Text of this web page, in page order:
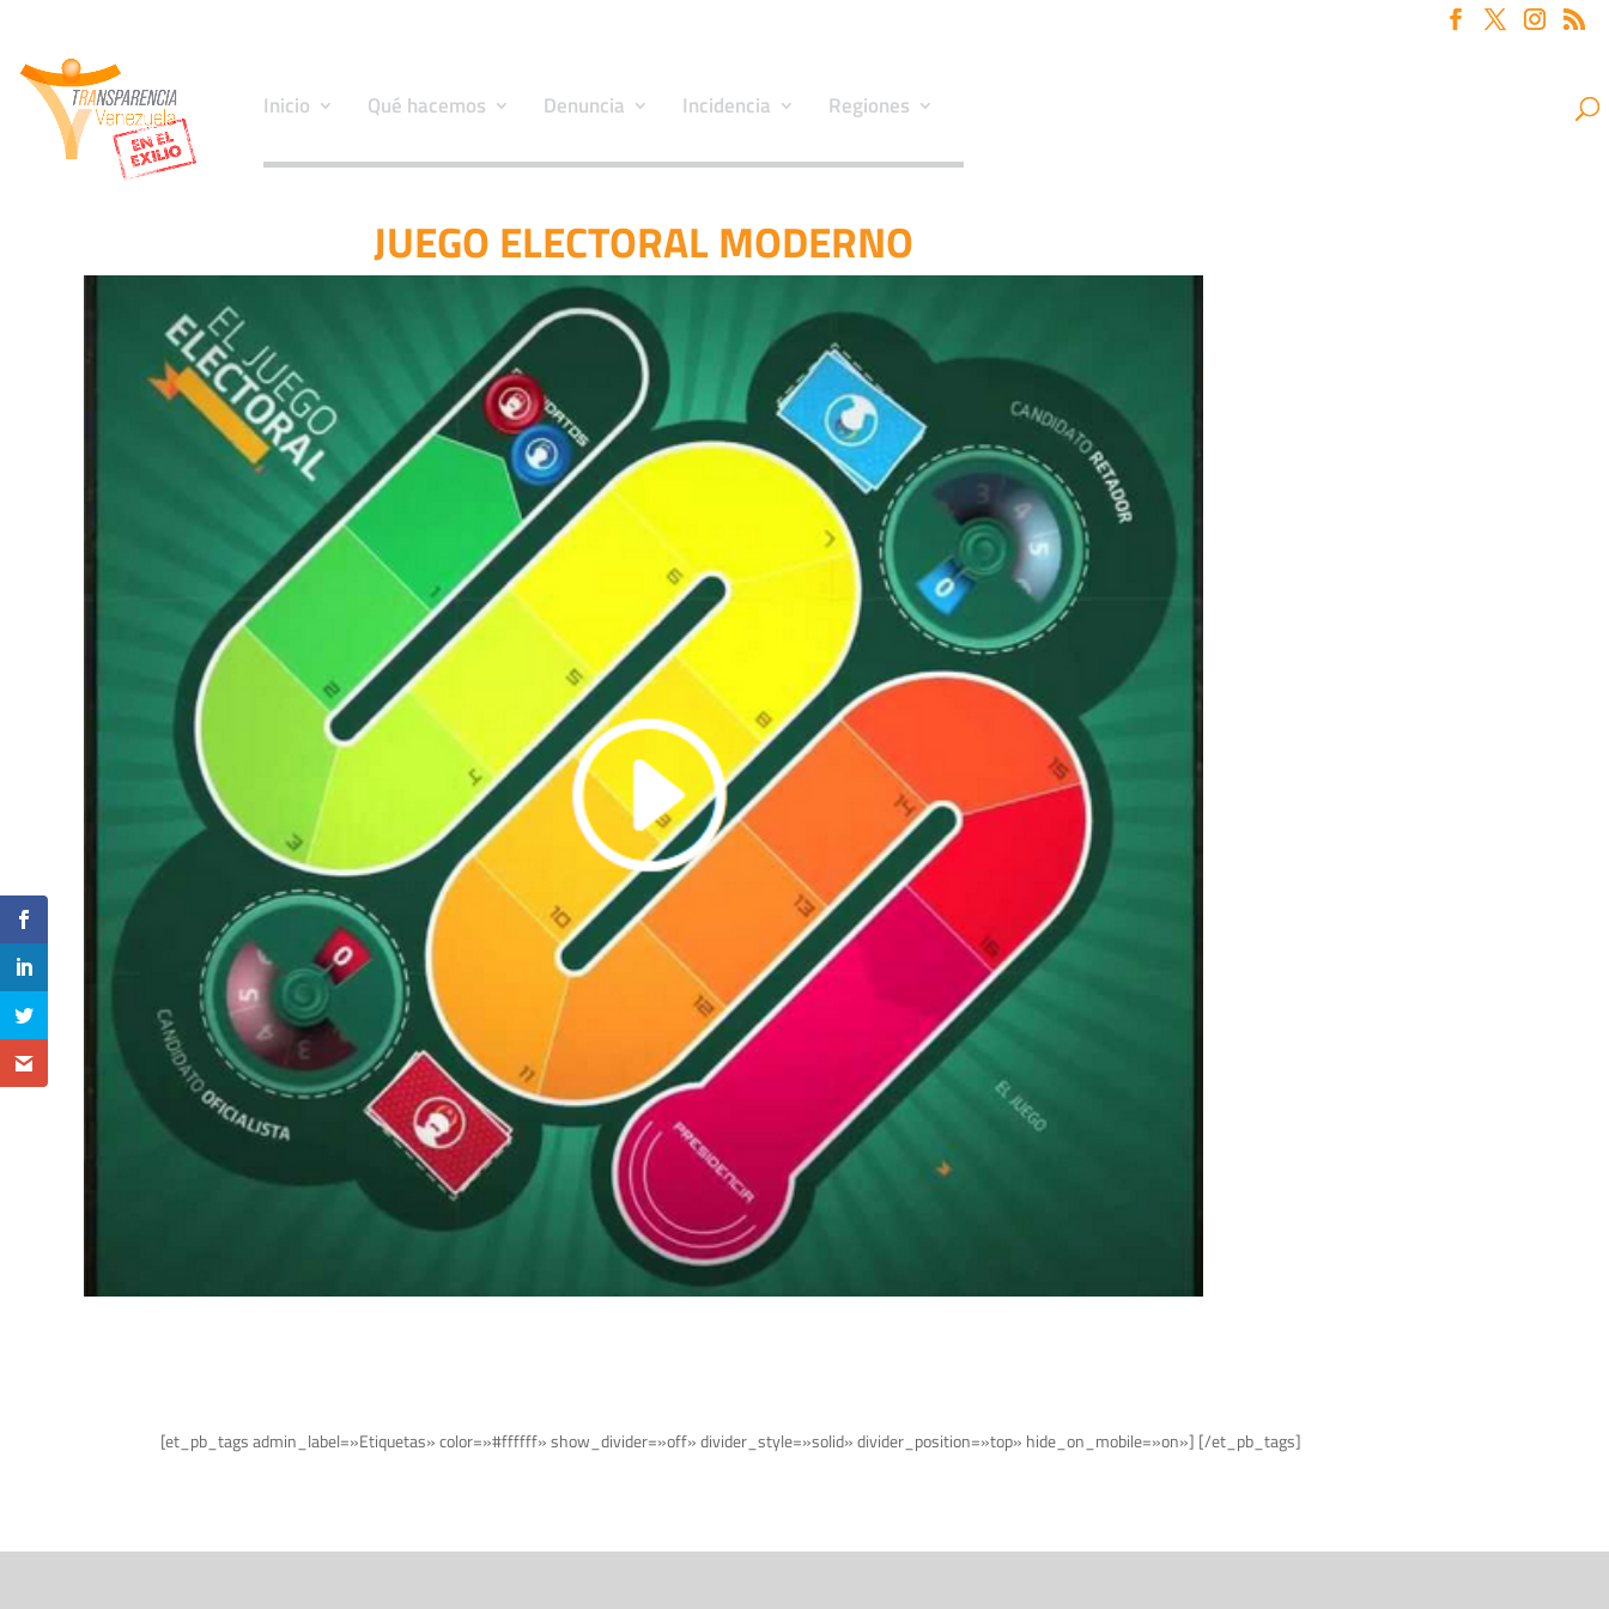
Inicio Qué hacemos Denuncia Incidencia Regiones
JUEGO ELECTORAL MODERNO
[et_pb_tags admin_label=»Etiquetas» color=»#ffffff» show_divider=»off» divider_style=»solid» divider_position=»top» hide_on_mobile=»on»] [/et_pb_tags]